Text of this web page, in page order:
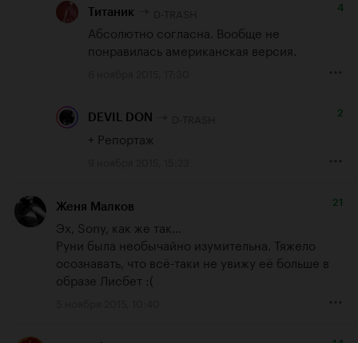
Титаник 4
Абсолютно согласна. Вообще не
понравилась американская версия.
DEVIL DON 2
+ Репортаж
Женя Малков 21
Эх, Sony, как же так...
Руни была необычайно изумительна. Тяжело
осознавать, что всё-таки не увижу её больше в
образе Лисбет :(